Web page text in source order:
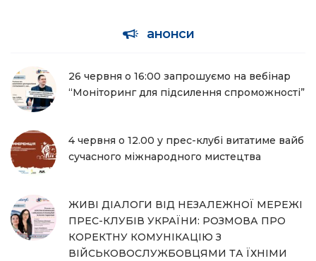
анонси
26 червня о 16:00 запрошуємо на вебінар
“Моніторинг для підсилення спроможності”
4 червня о 12.00 у прес-клубі витатиме вайб
сучасного міжнародного мистецтва
ЖИВІ ДІАЛОГИ ВІД НЕЗАЛЕЖНОЇ МЕРЕЖІ
ПРЕС-КЛУБІВ УКРАЇНИ: РОЗМОВА ПРО
КОРЕКТНУ КОМУНІКАЦІЮ З
ВІЙСЬКОВОСЛУЖБОВЦЯМИ ТА ЇХНІМИ